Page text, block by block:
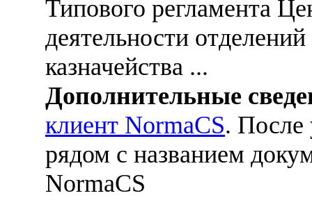
Типового регламента
деятельности
казначейства ...
Дополнительные
клиент NormaCS. После
рядом с названием
NormaCS